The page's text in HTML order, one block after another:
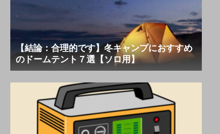
【結論：合理的です】冬キャンプにおすすめ
のドームテント７選【ソロ用】